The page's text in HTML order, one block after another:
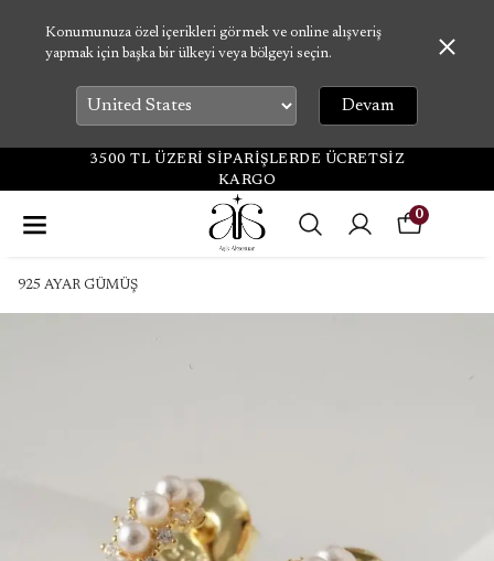
Konumunuza özel içerikleri görmek ve online alışveriş
yapmak için başka bir ülkeyi veya bölgeyi seçin.
Devam
3500 TL ÜZERİ SİPARİŞLERDE ÜCRETSİZ
KARGO
0
925 AYAR GÜMÜŞ